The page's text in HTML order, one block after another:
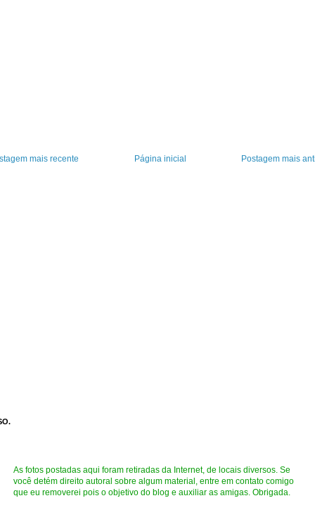
mais recente Postagem mais
Página inicial
As fotos postadas aqui foram retiradas da Internet, de locais diversos. Se
você detém direito autoral sobre algum material, entre em contato comigo
que eu removerei pois o objetivo do blog e auxiliar as amigas. Obrigada.